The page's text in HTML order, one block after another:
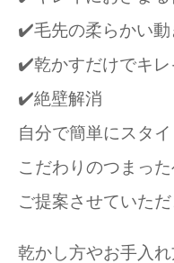
✔️毛先の柔らかい動
✔️乾かすだけでキレ
✔️絶壁解消
自分で簡単にスタ
こだわりのつまっ
ご提案させていただ
乾かし方やお手入